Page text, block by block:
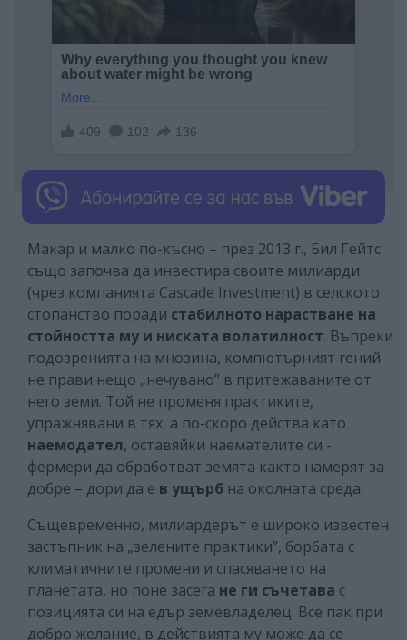
Макар и малко по-късно – през 2013 г., Бил Гейтс
също започва да инвестира своите милиарди
(чрез компанията Cascade Investment) в селското
стопанство поради стабилното нарастване на
стойността му и ниската волатилност. Въпреки
подозренията на мнозина, компютърният гений
не прави нещо „нечувано” в притежаваните от
него земи. Той не променя практиките,
упражнявани в тях, а по-скоро действа като
наемодател, оставяйки наемателите си -
фермери да обработват земята както намерят за
добре – дори да е в ущърб на околната среда.
Същевременно, милиардерът е широко известен
застъпник на „зелените практики”, борбата с
климатичните промени и спасяването на
планетата, но поне засега не ги съчетава с
позицията си на едър земевладелец. Все пак при
добро желание, в действията му може да се